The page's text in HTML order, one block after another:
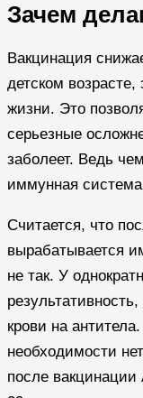
Зачем
Вакцинация
детском
жизни. Это
серьезные
заболеет. Ведь
иммунная
Считается, что
вырабатывается
не так. У
крови на
необходимости
после